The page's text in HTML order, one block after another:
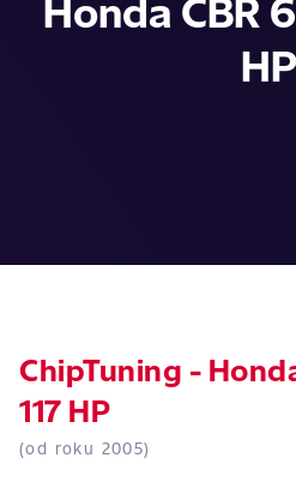
HP
ChipTuning -
117 HP
(od roku 2005)